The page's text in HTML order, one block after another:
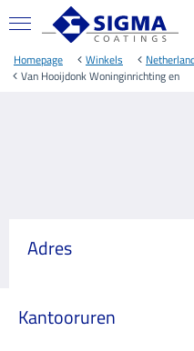
Homepage Winkels
Van Hooijdonk Woninginrichting en
Adres
Kantooruren